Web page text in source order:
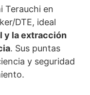
Terauchi en
DTE, ideal
y la extracción
. Sus puntas
y seguridad